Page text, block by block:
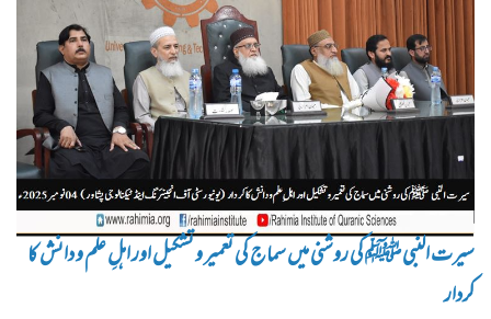
سیرت النبی ﷺ کی روشنی میں سماج کی تعمیر و تشکیل اور اہلِ علم و دانش کا
کردار